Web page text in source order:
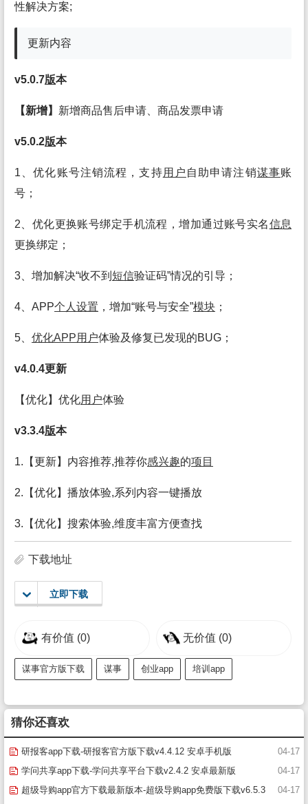
性解决方案;
更新内容
v5.0.7版本
【新增】 新增商品售后申请、商品发票申请
v5.0.2版本
1、优化账号注销流程，支持用户 自助申请注销谋事账
号；
2、优化更换账号绑定手机流程，增加通过账号实名信息
更换绑定；
3、增加解决“收不到 短信验证码”情况的引导；
4、APP个人 设置 ，增加“账号与安全”模块 ；
5、 优化APP用户体验及修复已发现的BUG；
v4.0.4更新
【优化】优化用户体验
v3.3.4版本
1.【更新】内容推荐,推荐你感兴趣的项目
2.【优化】播放体验,系列内容一键播放
3.【优化】搜索体验,维度丰富方便查找
下载地址
立即下载
有价值 (0) 无价值 (0)
谋事官方版下载 谋事 创业app 培训app
猜你还喜欢
04-17
研报客app下载-研报客官方版下载v4.4.12 安卓手机版
04-17
学问共享app下载-学问共享平台下载v2.4.2 安卓最新版
04-17
超级导购app官方下载最新版本-超级导购app免费版下载v6.5.3